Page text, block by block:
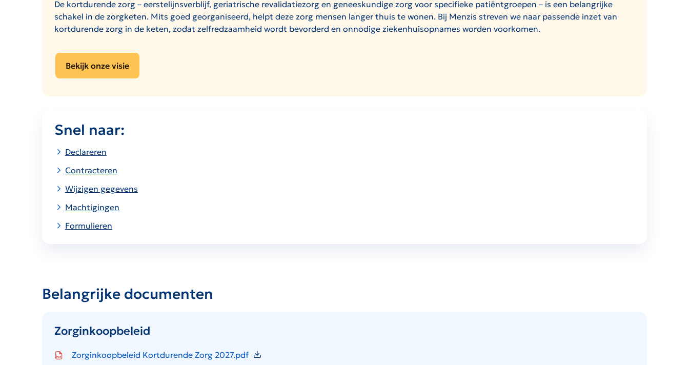
De kortdurende zorg – eerstelijnsverblijf, geriatrische revalidatiezorg en geneeskundige zorg voor specifieke patiëntgroepen – is een belangrijke
schakel in de zorgketen. Mits goed georganiseerd, helpt deze zorg mensen langer thuis te wonen. Bij Menzis streven we naar passende inzet van
kortdurende zorg in de keten, zodat zelfredzaamheid wordt bevorderd en onnodige ziekenhuisopnames worden voorkomen.
Bekijk onze visie
Snel naar:
Declareren
Contracteren
Wijzigen gegevens
Machtigingen
Formulieren
Belangrijke documenten
Zorginkoopbeleid
Icon file type-pdfZorginkoopbeleid Kortdurende Zorg 2027.pdf